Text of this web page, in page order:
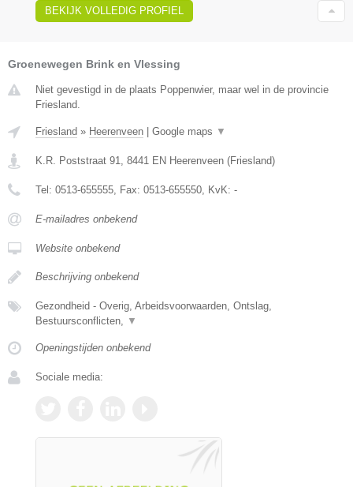
BEKIJK VOLLEDIG PROFIEL
Groenewegen Brink en Vlessing
Niet gevestigd in de plaats Poppenwier, maar wel in de provincie
Friesland.
Friesland » Heerenveen Google maps ▼
K.R. Poststraat 91, 8441 EN Heerenveen (Friesland)
Tel: 0513-655555, Fax: 0513-655550, KvK: -
E-mailadres onbekend
Website onbekend
Beschrijving onbekend
Gezondheid - Overig, Arbeidsvoorwaarden, Ontslag,
Bestuursconflicten, ▼
Openingstijden onbekend
Sociale media: